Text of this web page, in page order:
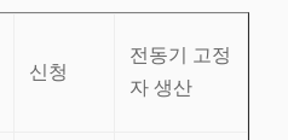
신청
전동기 고정
자 생산